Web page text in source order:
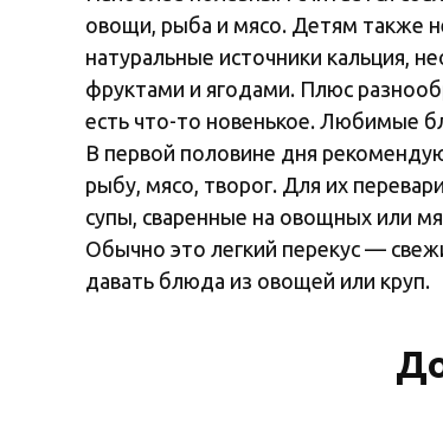
овощи, рыба и мясо. Детям также
натуральные источники кальция,
фруктами и ягодами. Плюс
есть что-то новенькое. Любимые
В первой половине дня
рыбу, мясо, творог. Для их
супы, сваренные на овощных или
Обычно это легкий перекус —
давать блюда из овощей или круп.